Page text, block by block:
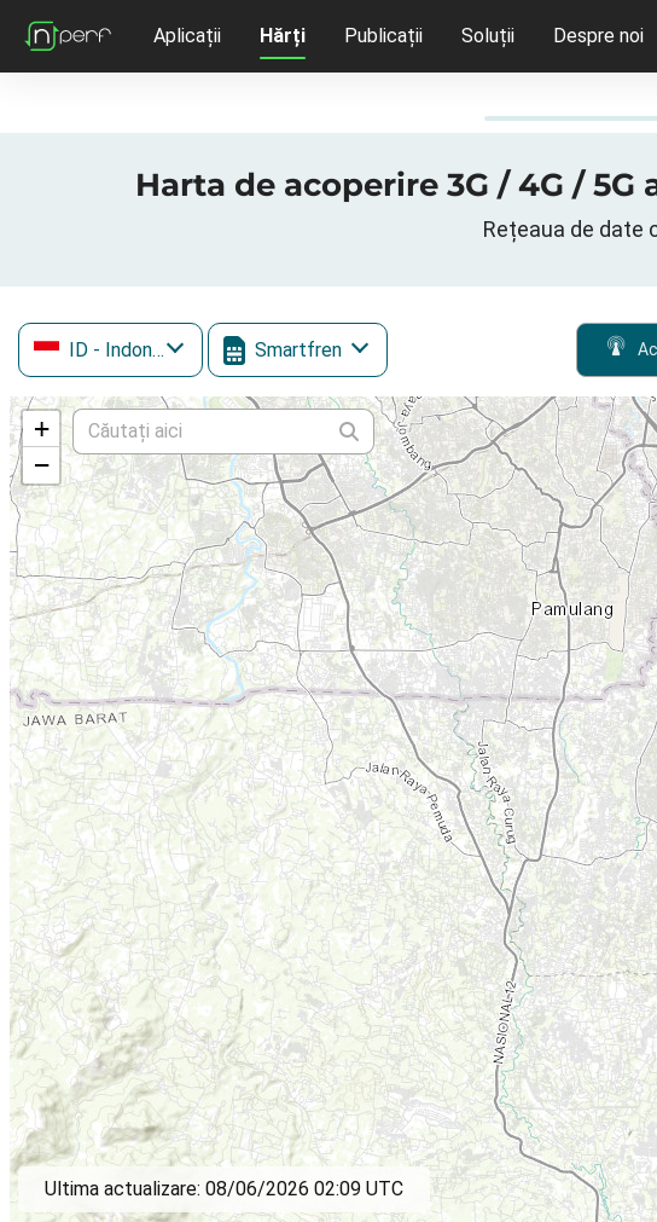
Aplicații Hărți Publicații Soluții Despre noi
Harta de acoperire 3G / 4G /
Rețeaua de date
ID - Indonezia Smartfren
+
−
Ultima actualizare: 08/06/2026 02:09 UTC